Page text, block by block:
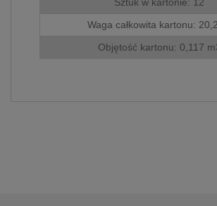
Waga całkowita kartonu:
Objętość kartonu: 0,117
786 498.